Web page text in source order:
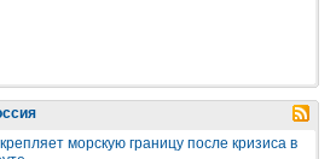
морскую границу после кризиса в